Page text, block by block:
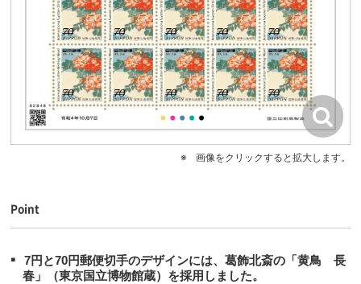
画像をクリックすると拡大します。
Point
7円と70円郵便切手のデザインには、葛飾北斎の「黄鳥 長
春」（東京国立博物館蔵）を採用しました。